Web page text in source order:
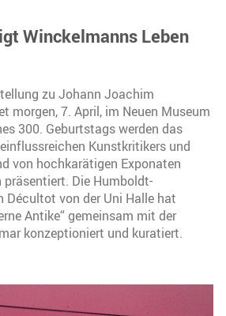
Winckelmanns Leben
zu Johann Joachim
morgen, 7. April, im Neuen Museum
300. Geburtstags werden das
Kunstkritikers und
von hochkarätigen Exponaten
Die Humboldt-
Décultot von der Uni Halle hat
Antike“ gemeinsam mit der
konzeptioniert und kuratiert.